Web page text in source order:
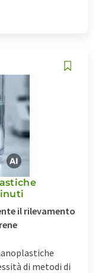
il rilevamento
di metodi di